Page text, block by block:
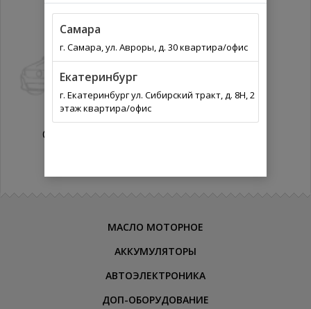
COOPER (01-)
МАСЛО МОТОРНОЕ
АККУМУЛЯТОРЫ
АВТОЭЛЕКТРОНИКА
ДОП-ОБОРУДОВАНИЕ
Самара
г. Самара, ул. Авроры, д. 30 квартира/офис
Екатеринбург
г. Екатеринбург ул. Сибирский тракт, д. 8Н, 2
этаж квартира/офис